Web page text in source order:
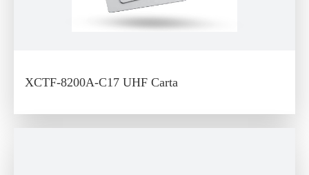
XCTF-8200A-C17 UHF Carta